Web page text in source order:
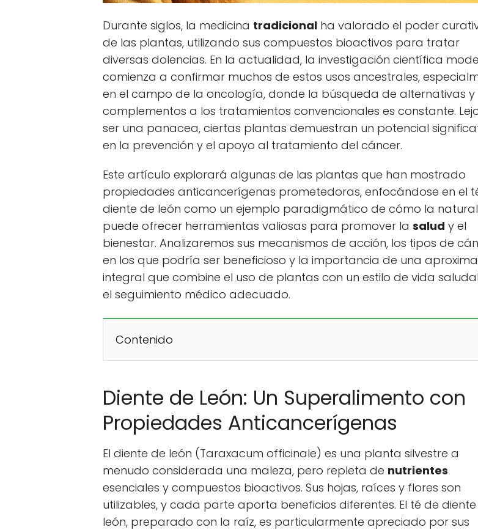
Durante siglos, la medicina tradicional ha valorado el poder
de las plantas, utilizando sus compuestos bioactivos para tratar
diversas dolencias. En la actualidad, la investigación científica
comienza a confirmar muchos de estos usos ancestrales,
en el campo de la oncología, donde la búsqueda de alternativas y
complementos a los tratamientos convencionales es constante.
ser una panacea, ciertas plantas demuestran un potencial
en la prevención y el apoyo al tratamiento del cáncer.
Este artículo explorará algunas de las plantas que han mostrado
propiedades anticancerígenas prometedoras, enfocándose en el
diente de león como un ejemplo paradigmático de cómo la
puede ofrecer herramientas valiosas para promover la salud y el
bienestar. Analizaremos sus mecanismos de acción, los tipos de
en los que podría ser beneficioso y la importancia de una
integral que combine el uso de plantas con un estilo de vida
el seguimiento médico adecuado.
Contenido
Diente de León: Un Superalimento con
Propiedades Anticancerígenas
El diente de león (Taraxacum officinale) es una planta silvestre a
menudo considerada una maleza, pero repleta de nutrientes
esenciales y compuestos bioactivos. Sus hojas, raíces y flores son
utilizables, y cada parte aporta beneficios diferentes. El té de
león, preparado con la raíz, es particularmente apreciado por sus